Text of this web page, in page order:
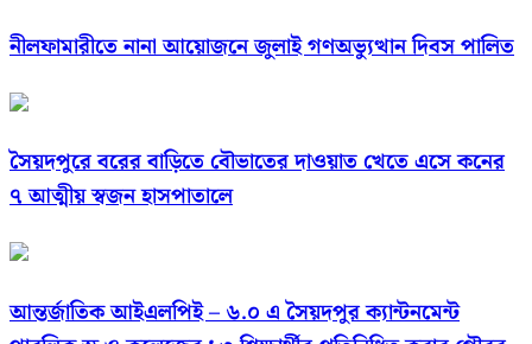
নীলফামারীতে নানা আয়োজনে জুলাই গণঅভ্যুত্থান দিবস পালিত
সৈয়দপুরে বরের বাড়িতে বৌভাতের দাওয়াত খেতে এসে কনের
৭ আত্মীয় স্বজন হাসপাতালে
আন্তর্জাতিক আইএলপিই – ৬.০ এ সৈয়দপুর ক্যান্টনমেন্ট